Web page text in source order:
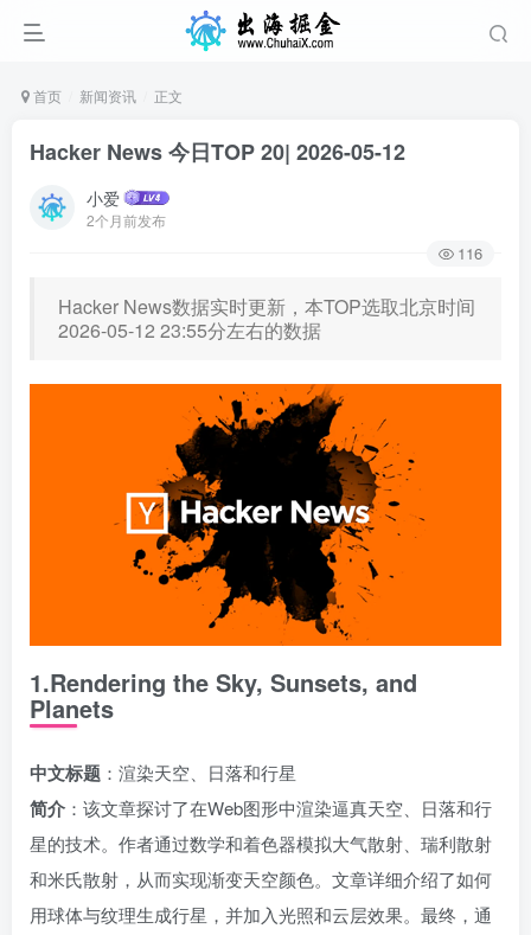
首页 新闻资讯 正文
Hacker News 今日TOP 20| 2026-05-12
小爱
2个月前发布
116
Hacker News数据实时更新，本TOP选取北京时间
2026-05-12 23:55分左右的数据
1.Rendering the Sky, Sunsets, and
Planets
中文标题 ：渲染天空、日落和行星
简介 ：该文章探讨了在Web图形中渲染逼真天空、日落和行
星的技术。作者通过数学和着色器模拟大气散射、瑞利散射
和米氏散射，从而实现渐变天空颜色。文章详细介绍了如何
用球体与纹理生成行星，并加入光照和云层效果。最终，通